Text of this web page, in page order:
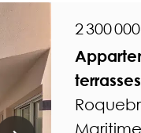
2 300
terrasses